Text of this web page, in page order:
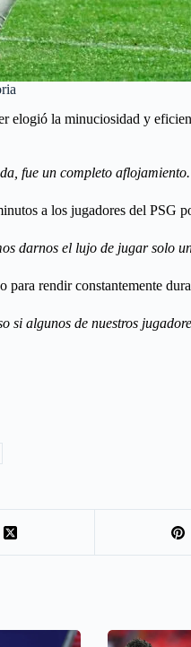
elogió la minuciosidad y
fue un completo
a los jugadores del PSG
darnos el lujo de jugar solo
para rendir constantemente
si algunos de nuestros